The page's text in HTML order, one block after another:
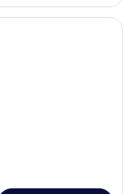
非吸煙房 (for 2 people)